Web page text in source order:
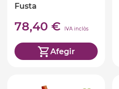
Fusta
78,40 € IVA inclòs
Afegir